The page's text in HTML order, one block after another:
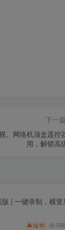
下一篇
、网络机顶盒遥控
用，解锁高
| 一键录制，横竖
10